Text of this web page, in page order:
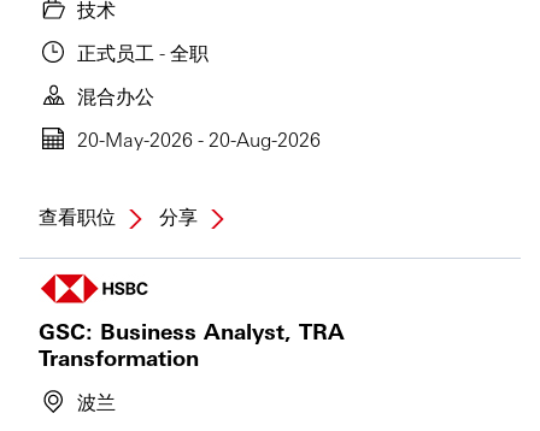
技术
正式员工 - 全职
混合办公
20-May-2026 - 20-Aug-2026
查看职位 分享
GSC: Business Analyst, TRA
Transformation
波兰